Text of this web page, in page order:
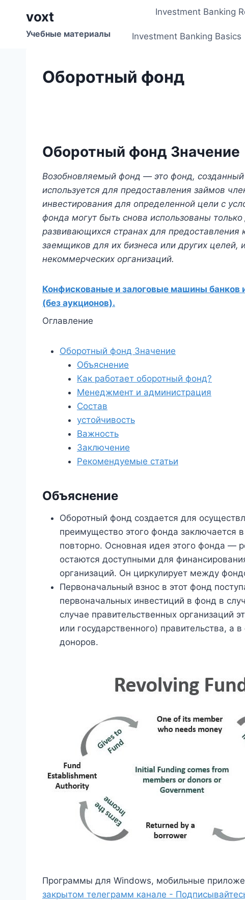
содержимому
voxt
Учебные материалы
Investment Banking
Investment Banking Basics
Оборотный фонд
Оборотный фонд Значение
Возобновляемый фонд — это фонд,
используется для предоставления займов
инвестирования для определенной цели с
фонда могут быть снова использованы
развивающихся странах для
заемщиков для их бизнеса или других целей,
некоммерческих организаций.
Конфискованые и залоговые машины банков
(без аукционов).
Оглавление
Оборотный фонд Значение
Объяснение
Как работает оборотный фонд?
Менеджмент и администрация
Состав
устойчивость
Важность
Заключение
Рекомендуемые статьи
Объяснение
Оборотный фонд создается для
преимущество этого фонда заключается
повторно. Основная идея этого фонда —
остаются доступными для
организаций. Он циркулирует между
Первоначальный взнос в этот фонд
первоначальных инвестиций в фонд в
случае правительственных организаций
или государственного) правительства, а
доноров.
Программы для Windows, мобильные
закрытом телеграмм канале -